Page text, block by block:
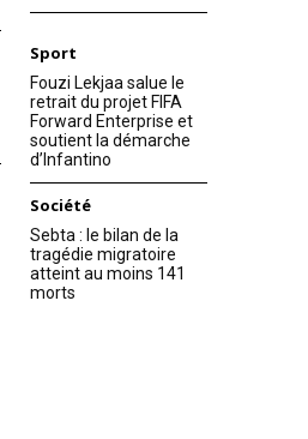
Sport
Fouzi Lekjaa salue le
retrait du projet FIFA
Forward Enterprise et
soutient la démarche
d’Infantino
Société
Sebta : le bilan de la
tragédie migratoire
atteint au moins 141
morts